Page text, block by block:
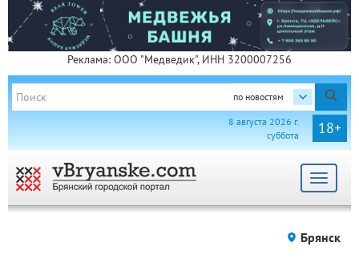
Реклама: ООО "Медведик", ИНН 3200007256
по новостям
18+
8 августа 2026 г.
суббота
Toggle
Брянск